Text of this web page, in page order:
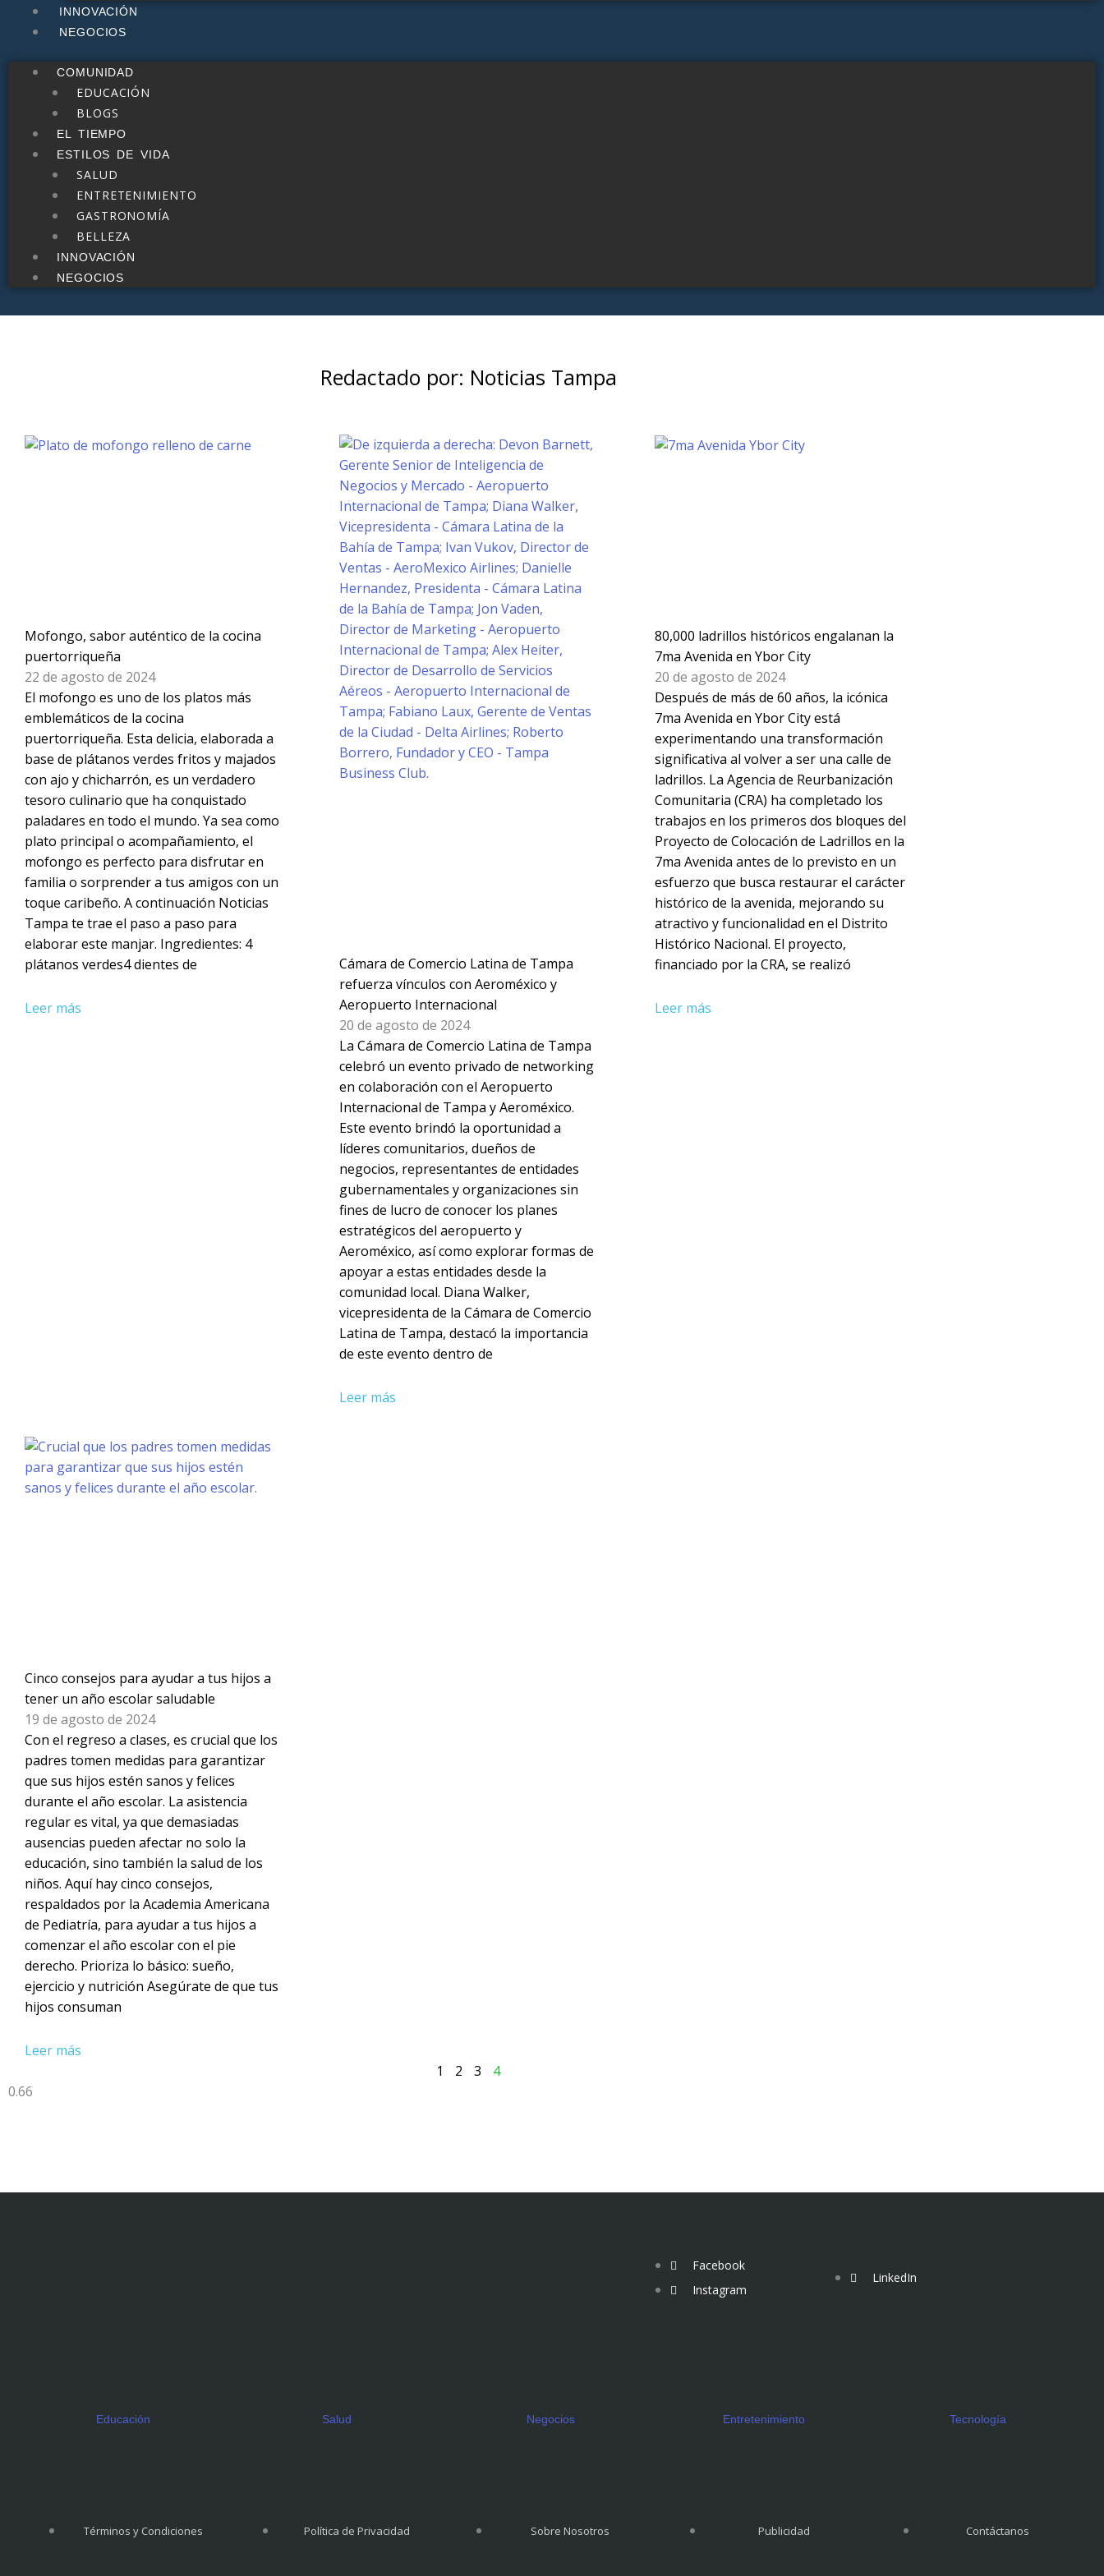
INNOVACIÓN
NEGOCIOS
COMUNIDAD
EDUCACIÓN
BLOGS
EL TIEMPO
ESTILOS DE VIDA
SALUD
ENTRETENIMIENTO
GASTRONOMÍA
BELLEZA
INNOVACIÓN
NEGOCIOS
Redactado por: Noticias Tampa
Mofongo, sabor auténtico de la cocina
puertorriqueña
22 de agosto de 2024
El mofongo es uno de los platos más
emblemáticos de la cocina
puertorriqueña. Esta delicia, elaborada a
base de plátanos verdes fritos y majados
con ajo y chicharrón, es un verdadero
tesoro culinario que ha conquistado
paladares en todo el mundo. Ya sea como
plato principal o acompañamiento, el
mofongo es perfecto para disfrutar en
familia o sorprender a tus amigos con un
toque caribeño. A continuación Noticias
Tampa te trae el paso a paso para
elaborar este manjar. Ingredientes: 4
plátanos verdes4 dientes de
Leer más
Cámara de Comercio Latina de Tampa
refuerza vínculos con Aeroméxico y
Aeropuerto Internacional
20 de agosto de 2024
La Cámara de Comercio Latina de Tampa
celebró un evento privado de networking
en colaboración con el Aeropuerto
Internacional de Tampa y Aeroméxico.
Este evento brindó la oportunidad a
líderes comunitarios, dueños de
negocios, representantes de entidades
gubernamentales y organizaciones sin
fines de lucro de conocer los planes
estratégicos del aeropuerto y
Aeroméxico, así como explorar formas de
apoyar a estas entidades desde la
comunidad local. Diana Walker,
vicepresidenta de la Cámara de Comercio
Latina de Tampa, destacó la importancia
de este evento dentro de
Leer más
80,000 ladrillos históricos engalanan la
7ma Avenida en Ybor City
20 de agosto de 2024
Después de más de 60 años, la icónica
7ma Avenida en Ybor City está
experimentando una transformación
significativa al volver a ser una calle de
ladrillos. La Agencia de Reurbanización
Comunitaria (CRA) ha completado los
trabajos en los primeros dos bloques del
Proyecto de Colocación de Ladrillos en la
7ma Avenida antes de lo previsto en un
esfuerzo que busca restaurar el carácter
histórico de la avenida, mejorando su
atractivo y funcionalidad en el Distrito
Histórico Nacional. El proyecto,
financiado por la CRA, se realizó
Leer más
Cinco consejos para ayudar a tus hijos a
tener un año escolar saludable
19 de agosto de 2024
Con el regreso a clases, es crucial que los
padres tomen medidas para garantizar
que sus hijos estén sanos y felices
durante el año escolar. La asistencia
regular es vital, ya que demasiadas
ausencias pueden afectar no solo la
educación, sino también la salud de los
niños. Aquí hay cinco consejos,
respaldados por la Academia Americana
de Pediatría, para ayudar a tus hijos a
comenzar el año escolar con el pie
derecho. Prioriza lo básico: sueño,
ejercicio y nutrición Asegúrate de que tus
hijos consuman
Leer más
Página
1
Página
2
Página
3
Página
4
Facebook
Instagram
LinkedIn
Educación Salud Negocios Entretenimiento Tecnología
Términos y Condiciones Política de Privacidad Sobre Nosotros Publicidad Contáctanos